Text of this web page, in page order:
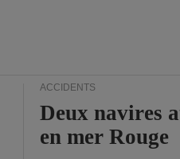
ACCIDENTS
Deux navires
en mer Rouge